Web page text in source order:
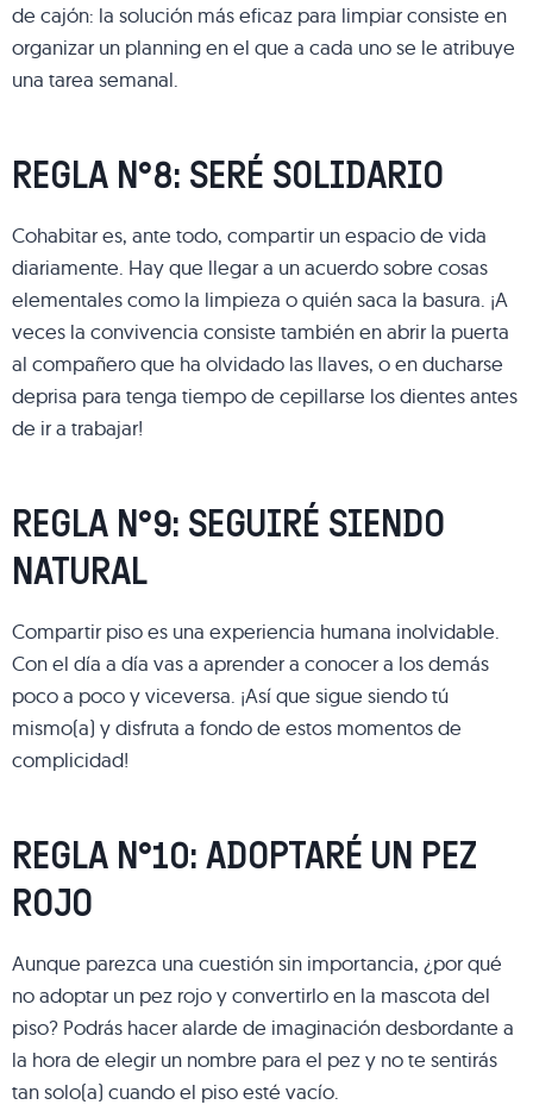
de cajón: la solución más eficaz para limpiar consiste en
organizar un planning en el que a cada uno se le atribuye
una tarea semanal.
REGLA N°8: SERÉ SOLIDARIO
Cohabitar es, ante todo, compartir un espacio de vida
diariamente. Hay que llegar a un acuerdo sobre cosas
elementales como la limpieza o quién saca la basura. ¡A
veces la convivencia consiste también en abrir la puerta
al compañero que ha olvidado las llaves, o en ducharse
deprisa para tenga tiempo de cepillarse los dientes antes
de ir a trabajar!
REGLA N°9: SEGUIRÉ SIENDO
NATURAL
Compartir piso es una experiencia humana inolvidable.
Con el día a día vas a aprender a conocer a los demás
poco a poco y viceversa. ¡Así que sigue siendo tú
mismo(a) y disfruta a fondo de estos momentos de
complicidad!
REGLA N°10: ADOPTARÉ UN PEZ
ROJO
Aunque parezca una cuestión sin importancia, ¿por qué
no adoptar un pez rojo y convertirlo en la mascota del
piso? Podrás hacer alarde de imaginación desbordante a
la hora de elegir un nombre para el pez y no te sentirás
tan solo(a) cuando el piso esté vacío.